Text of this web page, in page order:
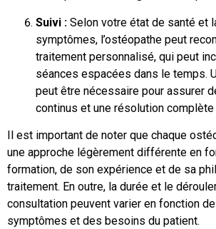
Suivi : Selon votre état de santé et
symptômes, l’ostéopathe peut
traitement personnalisé, qui peut
séances espacées dans le temps.
peut être nécessaire pour assurer
continus et une résolution
Il est important de noter que chaque
une approche légèrement différente en
formation, de son expérience et de sa
traitement. En outre, la durée et le
consultation peuvent varier en fonction
symptômes et des besoins du patient.